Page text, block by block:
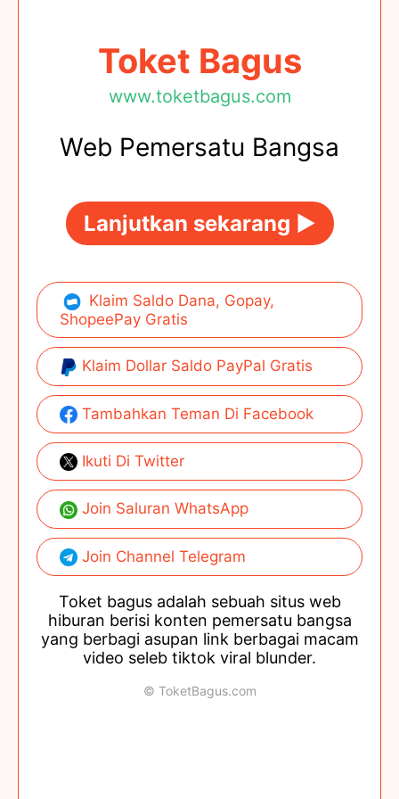
Toket Bagus
www.toketbagus.com
Web Pemersatu Bangsa
Lanjutkan sekarang ►
Klaim Saldo Dana, Gopay,
ShopeePay Gratis
Klaim Dollar Saldo PayPal Gratis
Tambahkan Teman Di Facebook
Ikuti Di Twitter
Join Saluran WhatsApp
Join Channel Telegram
Toket bagus adalah sebuah situs web
hiburan berisi konten pemersatu bangsa
yang berbagi asupan link berbagai macam
video seleb tiktok viral blunder.
© ToketBagus.com